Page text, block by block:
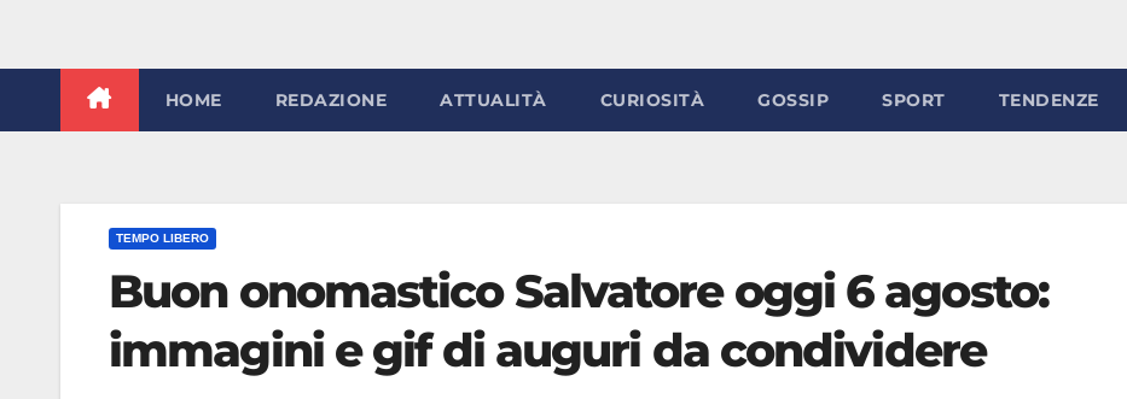
HOME REDAZIONE ATTUALITÀ CURIOSITÀ GOSSIP SPORT TENDENZE
TEMPO LIBERO
Buon onomastico Salvatore oggi 6 agosto:
immagini e gif di auguri da condividere